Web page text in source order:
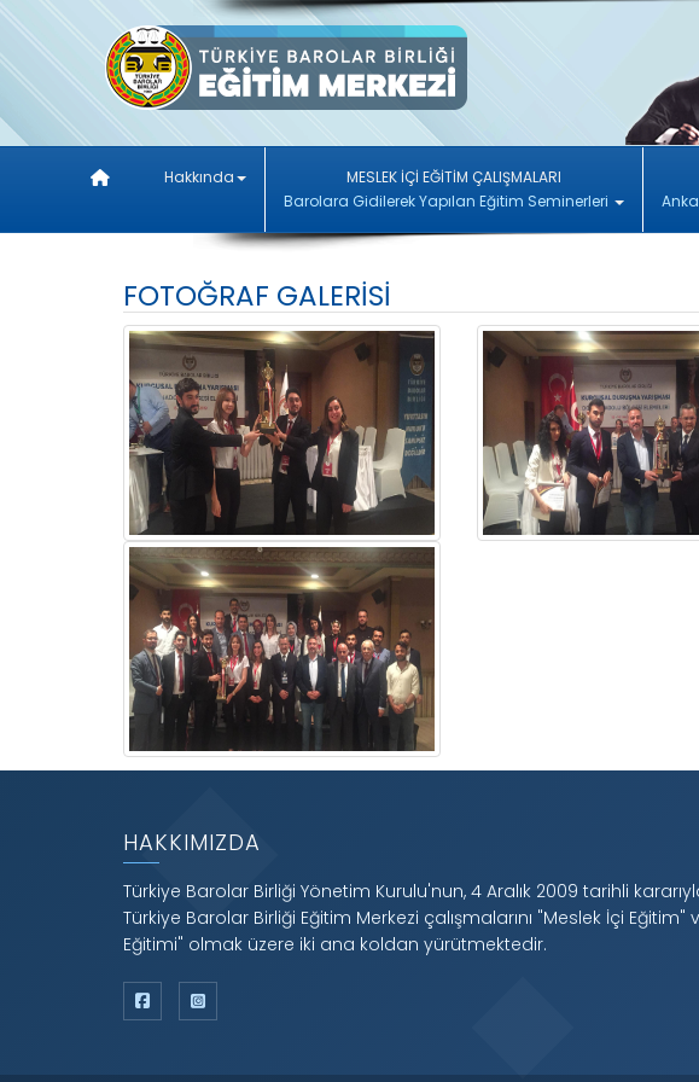
Hakkında
MESLEK İÇİ EĞİTİM ÇALIŞMALARI
Barolara Gidilerek Yapılan Eğitim Seminerleri
FOTOĞRAF GALERİSİ
HAKKIMIZDA
Türkiye Barolar Birliği Yönetim Kurulu'nun, 4 Aralık 2009 tarihli
Türkiye Barolar Birliği Eğitim Merkezi çalışmalarını "Meslek İçi Eğitim"
Eğitimi" olmak üzere iki ana koldan yürütmektedir.